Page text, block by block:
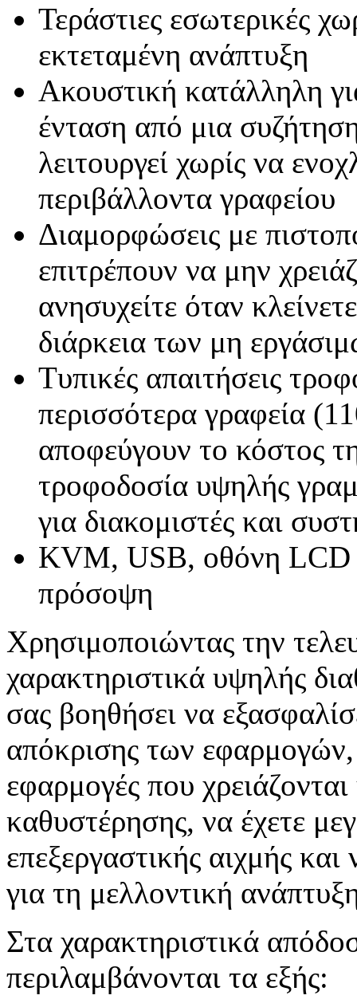
Τεράστιες εσωτερικές
εκτεταμένη ανάπτυξη
Ακουστική κατάλληλη
ένταση από μια
λειτουργεί χωρίς να
περιβάλλοντα γραφείου
Διαμορφώσεις με
επιτρέπουν να μην
ανησυχείτε όταν
διάρκεια των μη
Τυπικές απαιτήσεις
περισσότερα γραφεία
αποφεύγουν το κόστος
τροφοδοσία υψηλής
για διακομιστές και
KVM, USB, οθόνη LCD
πρόσοψη
Χρησιμοποιώντας την
χαρακτηριστικά υψηλής
σας βοηθήσει να
απόκρισης των εφαρμογών,
εφαρμογές που
καθυστέρησης, να έχετε
επεξεργαστικής αιχμής
για τη μελλοντική
Στα χαρακτηριστικά
περιλαμβάνονται τα εξής: